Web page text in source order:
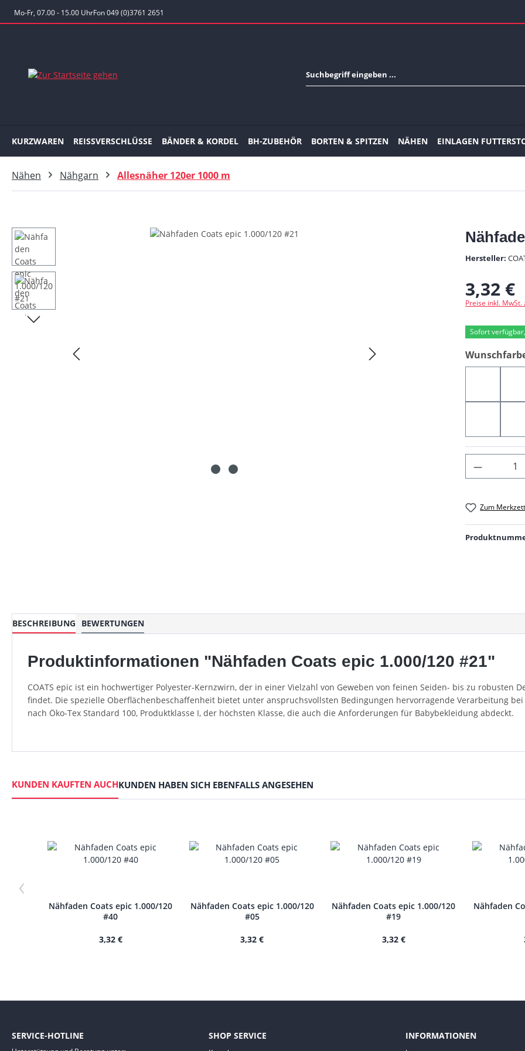
Hauptinhalt springen
Zur Suche springen
Zur Hauptnavigation springen
Mo-Fr, 07.00 - 15.00 UhrFon 049 (0)3761 2651
KURZWAREN REISSVERSCHLÜSSE BÄNDER & KORDEL BH-ZUBEHÖR BORTEN & SPITZEN NÄHEN EINLAGEN
Nähen Nähgarn Allesnäher 120er 1000 m
Bildergalerie überspringen
Hersteller:
Regulärer Preis:
3,32 €
Preise inkl.
Sofort
Zum
BESCHREIBUNG BEWERTUNGEN
Produktinformationen "Nähfaden Coats epic 1.000/120 #21"
COATS epic ist ein hochwertiger Polyester-Kernzwirn, der in einer Vielzahl von Geweben von feinen Seiden- bis zu robusten
findet. Die spezielle Oberflächenbeschaffenheit bietet unter anspruchsvollsten Bedingungen hervorragende Verarbeitung
nach Öko-Tex Standard 100, Produktklasse I, der höchsten Klasse, die auch die Anforderungen für Babybekleidung abdeckt.
KUNDEN KAUFTEN AUCHKUNDEN HABEN SICH EBENFALLS ANGESEHEN
‹
Nähfaden Coats epic 1.000/120
#40
3,32 €
Nähfaden Coats epic 1.000/120
#05
3,32 €
Nähfaden Coats epic 1.000/120
#19
3,32 €
Nähfaden
SERVICE-HOTLINE SHOP SERVICE INFORMATIONEN